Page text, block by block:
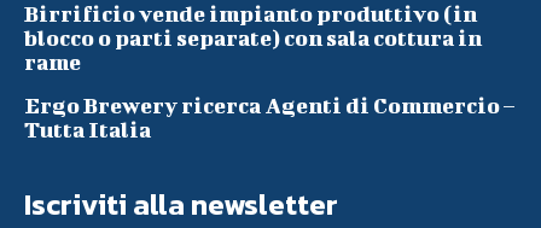
Birrificio vende impianto produttivo (in
blocco o parti separate) con sala cottura in
rame
Ergo Brewery ricerca Agenti di Commercio –
Tutta Italia
Iscriviti alla newsletter